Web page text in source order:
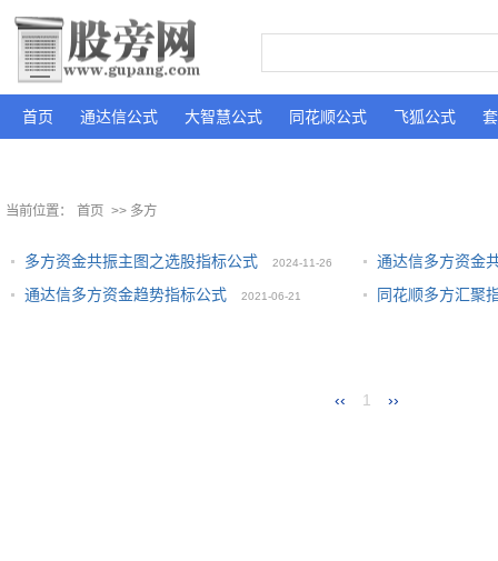
首页 通达信公式 大智慧公式 同花顺公式 飞狐公式
当前位置： 首页 >> 多方
多方资金共振主图之选股指标公式 2024-11-26
通达信多方资金
通达信多方资金趋势指标公式
2021-06-21 同花顺多方汇聚
‹‹ 1 ››